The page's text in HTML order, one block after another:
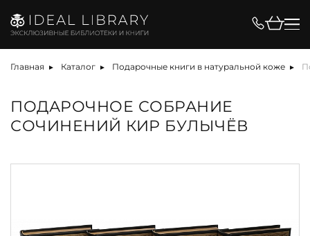
Главная Каталог Подарочные книги в натуральной коже
ПОДАРОЧНОЕ СОБРАНИЕ
СОЧИНЕНИЙ КИР БУЛЫЧЁВ